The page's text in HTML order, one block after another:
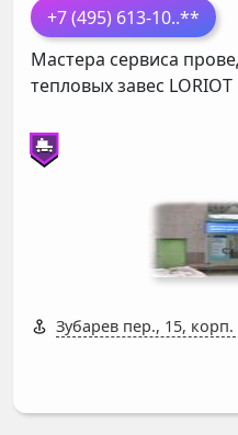
+7 (495) 613-10..**
Мастера сервиса
тепловых завес LORIOT
Зубарев пер., 15, корп.